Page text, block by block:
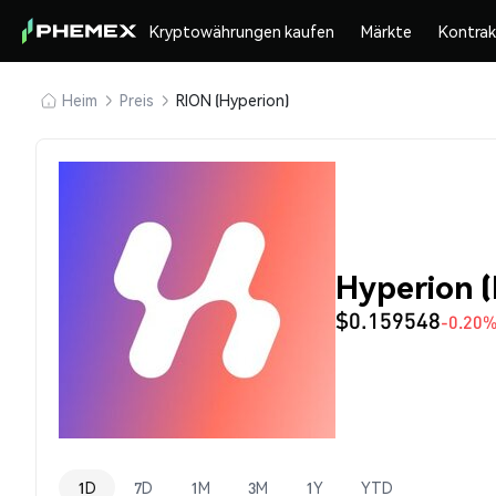
Kryptowährungen kaufen Märkte
Heim Preis RION (Hyperion)
Hyperion
$0.159548-0.20%
1D 7D 1M 3M 1Y YTD